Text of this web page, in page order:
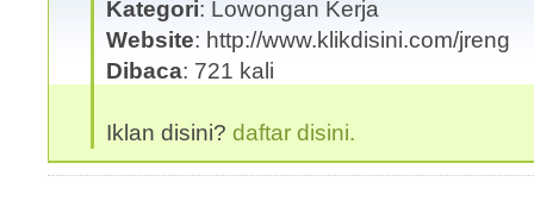
Kategori: Lowongan Kerja
Website: http://www.klikdisini.com/jreng
Dibaca: 721 kali
Iklan disini? daftar disini.